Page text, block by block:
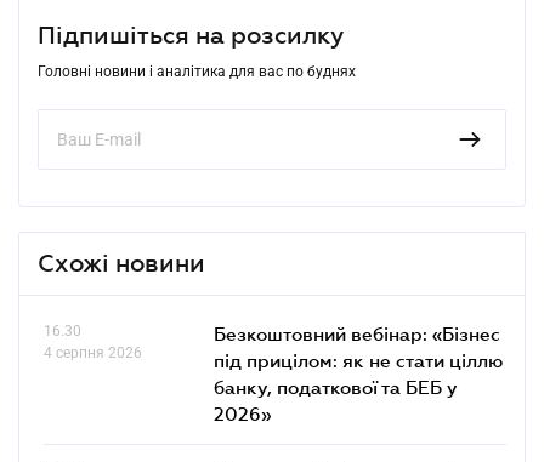
Підпишіться на розсилку
Головні новини і аналітика для вас по буднях
Схожі новини
16.30
4 серпня 2026
Безкоштовний вебінар: «Бізнес
під прицілом: як не стати ціллю
банку, податкової та БЕБ у
2026»